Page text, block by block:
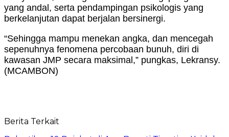
yang andal, serta pendampingan psikologis yang
berkelanjutan dapat berjalan bersinergi.
“Sehingga mampu menekan angka, dan mencegah
sepenuhnya fenomena percobaan bunuh, diri di
kawasan JMP secara maksimal,” pungkas, Lekransy.
(MCAMBON)
Berita Terkait